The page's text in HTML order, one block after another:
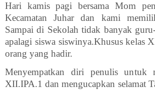
Hari kamis pagi bersama Mom
Kecamatan Juhar dan kami
Sampai di Sekolah tidak banyak
apalagi siswa siswinya.Khusus kelas
orang yang hadir.
Menyempatkan diri penulis untuk
XII.IPA.1 dan mengucapkan selamat